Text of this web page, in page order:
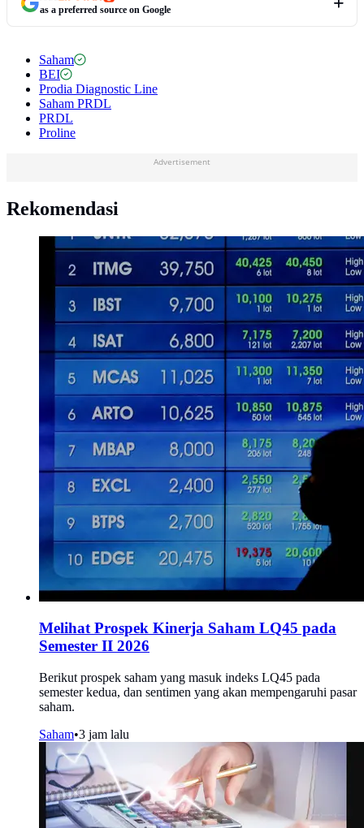
as a preferred source on Google
Saham
BEI
Prodia Diagnostic Line
Saham PRDL
PRDL
Proline
Advertisement
Rekomendasi
Melihat Prospek Kinerja Saham LQ45 pada
Semester II 2026
Berikut prospek saham yang masuk indeks LQ45 pada
semester kedua, dan sentimen yang akan mempengaruhi pasar
saham.
Saham•3 jam lalu